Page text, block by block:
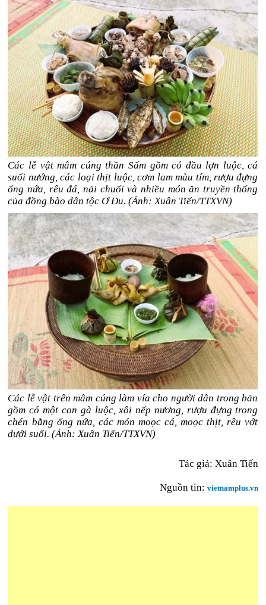
Các lễ vật mâm cúng thần Sấm gồm có đầu lợn luộc, cá
suối nướng, các loại thịt luộc, cơm lam màu tím, rượu đựng
ống nứa, rêu đá, nải chuối và nhiều món ăn truyền thống
của đồng bào dân tộc Ơ Đu. (Ảnh: Xuân Tiến/TTXVN)
Các lễ vật trên mâm cúng làm vía cho người dân trong bản
gồm có một con gà luộc, xôi nếp nương, rượu đựng trong
chén bằng ống nứa, các món moọc cá, moọc thịt, rêu vớt
dưới suối. (Ảnh: Xuân Tiến/TTXVN)
Tác giả: Xuân Tiến
Nguồn tin: vietnamplus.vn